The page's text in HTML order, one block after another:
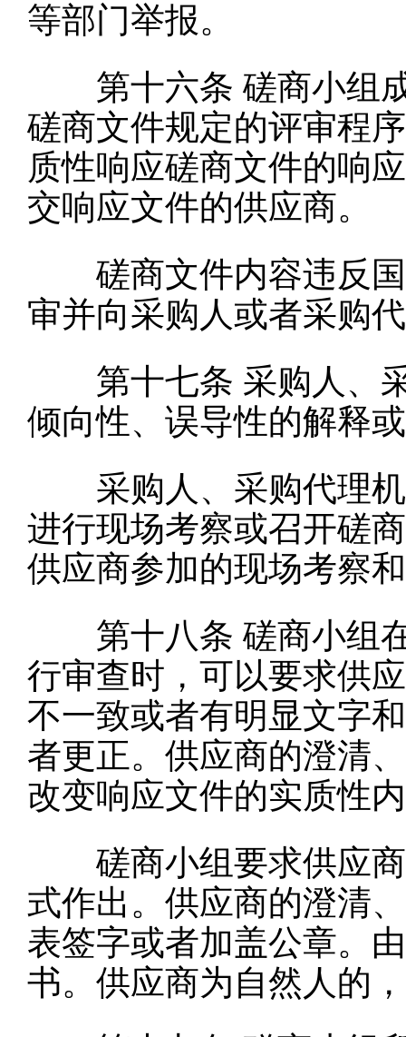
等部门举报。
第十六条 磋商小组
磋商文件规定的评审程
质性响应磋商文件的响
交响应文件的供应商。
磋商文件内容违反国
审并向采购人或者采购
第十七条 采购人、
倾向性、误导性的解释
采购人、采购代理机
进行现场考察或召开磋
供应商参加的现场考察
第十八条 磋商小组
行审查时，可以要求供
不一致或者有明显文字
者更正。供应商的澄清
改变响应文件的实质性
磋商小组要求供应商
式作出。供应商的澄清
表签字或者加盖公章。
书。供应商为自然人的